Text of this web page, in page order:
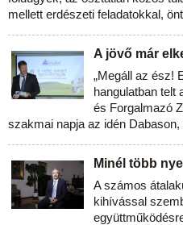
mellett erdészeti feladatokkal,
A jövő már
„Megáll az ész!
hangulatban telt
és Forgalmazó
szakmai napja az idén Dabason,
Minél több
A számos
kihívással